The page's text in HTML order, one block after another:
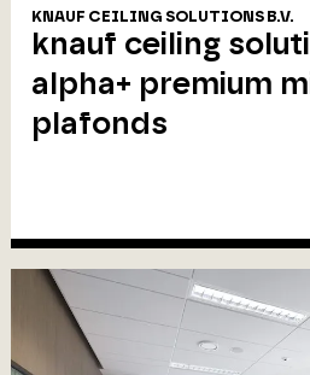
KNAUF CEILING SOLUTIONS B.V.
knauf ceiling
alpha+ premium
plafonds